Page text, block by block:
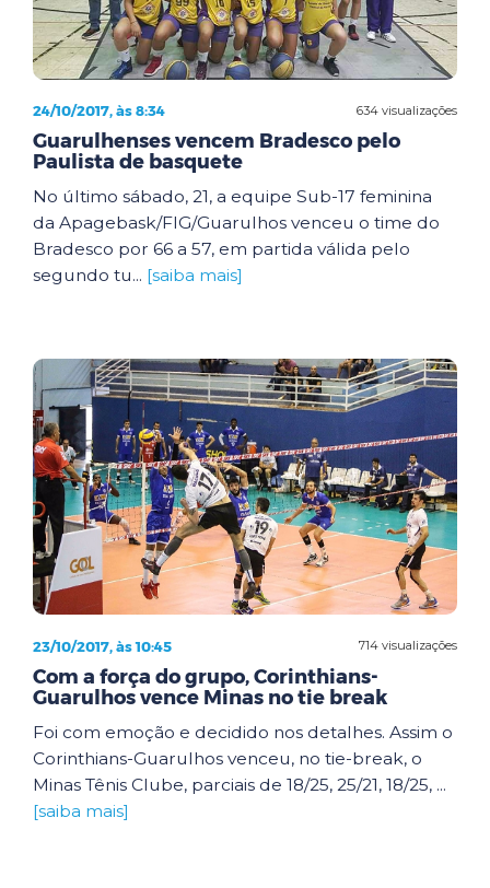
634 visualizações
24/10/2017, às 8:34
Guarulhenses vencem Bradesco pelo
Paulista de basquete
No último sábado, 21, a equipe Sub-17 feminina
da Apagebask/FIG/Guarulhos venceu o time do
Bradesco por 66 a 57, em partida válida pelo
segundo tu... [saiba mais]
714 visualizações
23/10/2017, às 10:45
Com a força do grupo, Corinthians-
Guarulhos vence Minas no tie break
Foi com emoção e decidido nos detalhes. Assim o
Corinthians-Guarulhos venceu, no tie-break, o
Minas Tênis Clube, parciais de 18/25, 25/21, 18/25, ...
[saiba mais]